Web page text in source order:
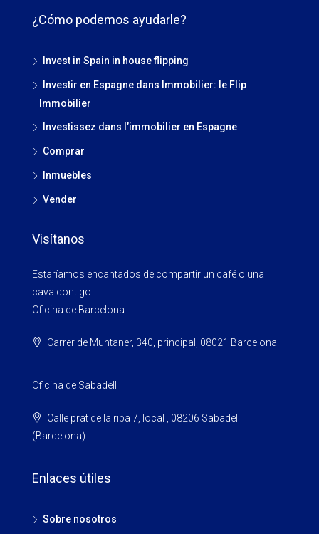
¿Cómo podemos ayudarle?
Invest in Spain in house flipping
Investir en Espagne dans Immobilier: le Flip
Immobilier
Investissez dans l’immobilier en Espagne
Comprar
Inmuebles
Vender
Visítanos
Estaríamos encantados de compartir un café o una
cava contigo.
Oficina de Barcelona
Carrer de Muntaner, 340, principal, 08021 Barcelona
Oficina de Sabadell
Calle prat de la riba 7, local , 08206 Sabadell
(Barcelona)
Enlaces útiles
Sobre nosotros